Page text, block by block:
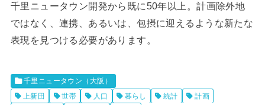
千里ニュータウン開発から既に50年以上。計画除外地
ではなく、連携、あるいは、包摂に迎えるような新たな
表現を見つける必要があります。
千里ニュータウン（大阪）
上新田
世帯 人口 暮らし 統計
計画